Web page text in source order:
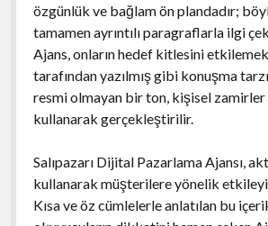
özgünlük ve bağlam ön plandadır;
tamamen ayrıntılı paragraflarla ilgi
Ajans, onların hedef kitlesini
tarafından yazılmış gibi konuşma
resmi olmayan bir ton, kişisel
kullanarak gerçekleştirilir.
Salıpazarı Dijital Pazarlama Ajansı,
kullanarak müşterilere yönelik
Kısa ve öz cümlelerle anlatılan bu